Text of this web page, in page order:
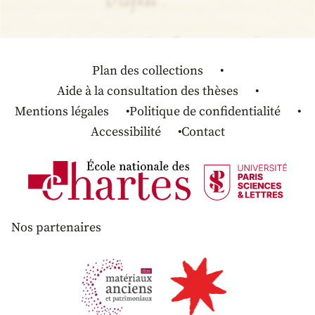
Plan des collections
Aide à la consultation des thèses
Mentions légales
Politique de confidentialité
Accessibilité
Contact
Nos partenaires